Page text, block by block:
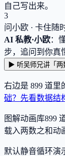
自己写出来。
3
问小欧 · 卡住随
AI 私教·小欧：
步，追问到你真
▶ 听吴师兄讲「两
右边是 899 道里
础？先看数据结
图解动画库899
载入两数之和
默认静音循环演